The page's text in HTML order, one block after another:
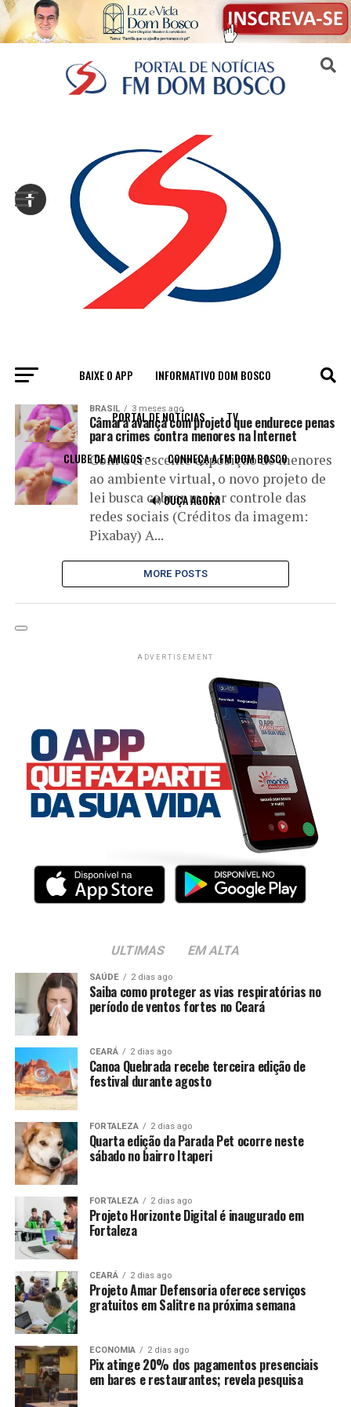
BAIXE O APP INFORMATIVO DOM BOSCO
PORTAL DE NOTÍCIAS TV
CLUBE DE AMIGOS CONHEÇA A FM DOM BOSCO
🔊 OUÇA AGORA
All posts tagged "infantojuvenil"
BRASIL 3 meses ago
Câmara avança com projeto que endurece penas
para crimes contra menores na Internet
Com a crescente exposição de menores
ao ambiente virtual, o novo projeto de
lei busca cobrar maior controle das
redes sociais (Créditos da imagem:
Pixabay) A...
MORE POSTS
ADVERTISEMENT
ULTIMAS EM ALTA
SAÚDE 2 dias ago
Saiba como proteger as vias respiratórias no
período de ventos fortes no Ceará
CEARÁ 2 dias ago
Canoa Quebrada recebe terceira edição de
festival durante agosto
FORTALEZA 2 dias ago
Quarta edição da Parada Pet ocorre neste
sábado no bairro Itaperi
FORTALEZA 2 dias ago
Projeto Horizonte Digital é inaugurado em
Fortaleza
CEARÁ 2 dias ago
Projeto Amar Defensoria oferece serviços
gratuitos em Salitre na próxima semana
ECONOMIA 2 dias ago
Pix atinge 20% dos pagamentos presenciais
em bares e restaurantes; revela pesquisa
Sair da versão mobile